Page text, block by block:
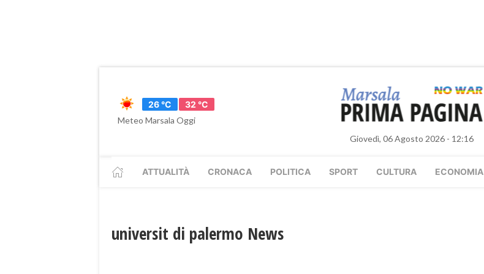
26 °C
32 °C
Meteo Marsala Oggi
Giovedì, 06 Agosto 2026 - 12:16
ATTUALITÀ CRONACA POLITICA SPORT CULTURA ECONOMIA
universit di palermo News